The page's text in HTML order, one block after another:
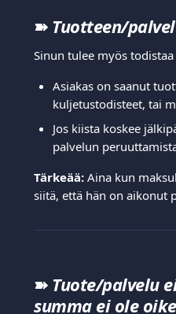
➽ Tuotteen/
Sinun tulee myös
Asiakas on saanut
kuljetustodisteet, tai
Jos kiista koskee
palvelun
Tärkeää: Aina kun
siitä, että hän on aikonut
➽ Tuote/palvelu
summa ei ole